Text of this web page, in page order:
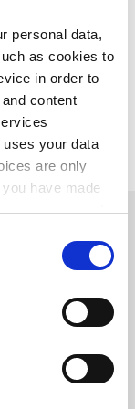
personal data,
as cookies to
in order to
content
uses your data
are only
have made
your consent
location
it for